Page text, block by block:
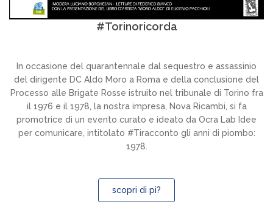
#Torinoricorda
In occasione del quarantennale dal sequestro e assassinio
del dirigente DC Aldo Moro a Roma e della conclusione del
Processo alle Brigate Rosse istruito nel tribunale di Torino fra
il 1976 e il 1978, la nostra impresa, Nova Ricambi, si fa
promotrice di un evento curato e ideato da Ocra Lab Idee
per comunicare, intitolato #Tiracconto gli anni di piombo:
1978.
scopri di pi?